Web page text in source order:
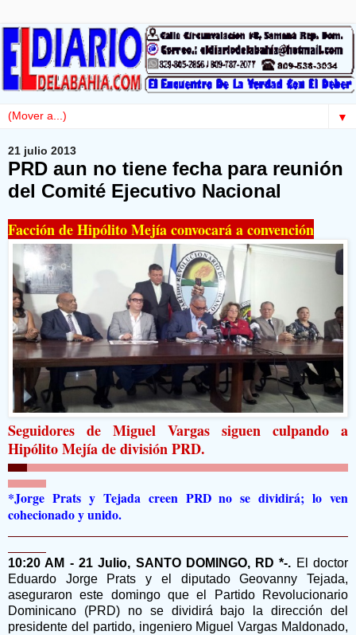
▼
21 julio 2013
PRD aun no tiene fecha para reunión
del Comité Ejecutivo Nacional
Facción de Hipólito Mejía convocará a convención
Seguidores de Miguel Vargas siguen culpando a
Hipólito Mejía de división PRD.
*Jorge Prats y Tejada creen PRD no se dividirá; lo ven
cohecionado y unido.
10:20 AM - 21 Julio, SANTO DOMINGO, RD *-. El doctor
Eduardo Jorge Prats y el diputado Geovanny Tejada,
aseguraron este domingo que el Partido Revolucionario
Dominicano (PRD) no se dividirá bajo la dirección del
presidente del partido, ingeniero Miguel Vargas Maldonado,